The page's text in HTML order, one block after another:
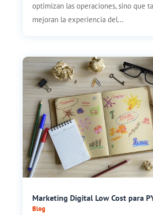
optimizan las operaciones, sino que
mejoran la experiencia del...
Marketing Digital Low Cost para
Blog